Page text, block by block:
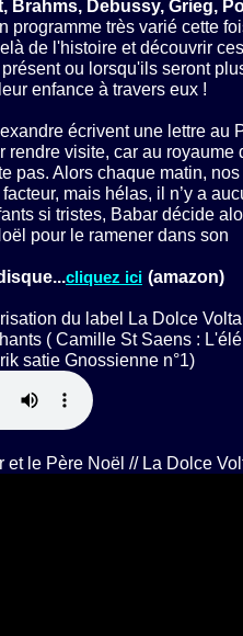
Brahms, Debussy, Grieg,
programme très varié cette
de l'histoire et découvrir ces
ou lorsqu'ils seront
enfance à travers eux !
écrivent une lettre au
rendre visite, car au royaume
pas. Alors chaque matin,
mais hélas, il n’y a
si tristes, Babar décide
pour le ramener dans son
cliquez ici (amazon)
du label La Dolce Volta
( Camille St Saens :
satie Gnossienne n°1)
et le Père Noël // La Dolce